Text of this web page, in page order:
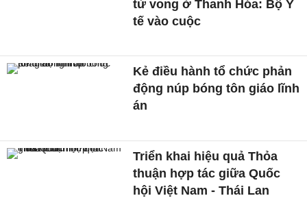
tử vong ở Thanh Hóa: Bộ Y
tế vào cuộc
Kẻ điều hành tổ chức phản
động núp bóng tôn giáo lĩnh
án
Triển khai hiệu quả Thỏa
thuận hợp tác giữa Quốc
hội Việt Nam - Thái Lan